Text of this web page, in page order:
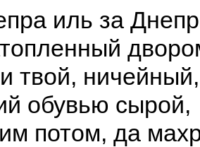
иль за
твой, ничейный,
обувью сырой,
потом, да